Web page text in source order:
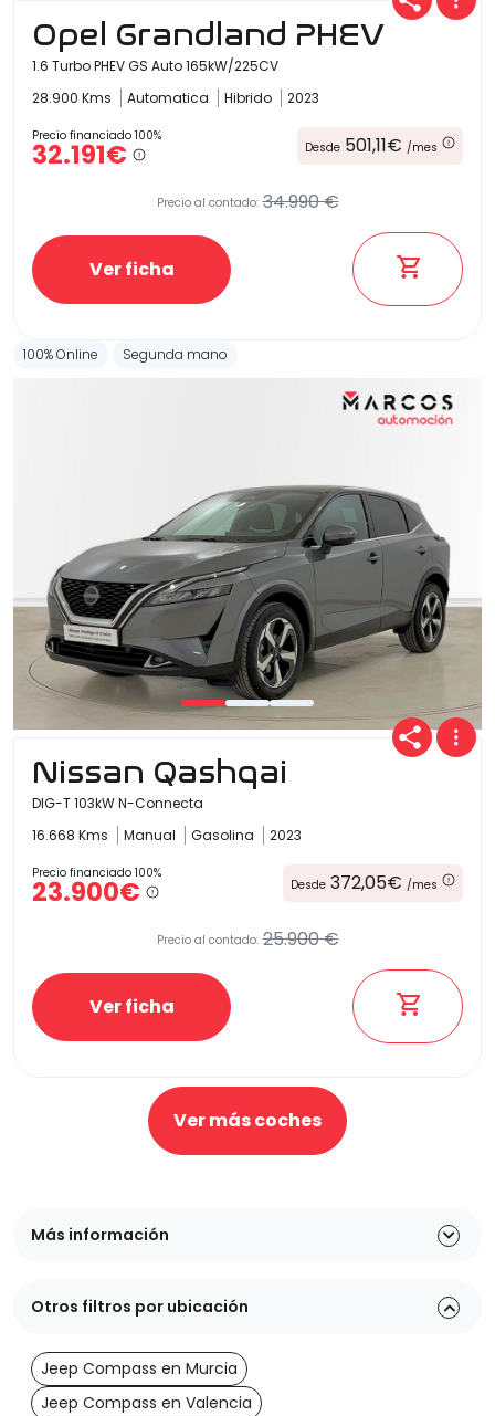
Opel Grandland PHEV
1.6 Turbo PHEV GS Auto 165kW/225CV
28.900 Kms
Automatica Hibrido 2023
Precio financiado 100%
32.191€ Desde 501,11€ /mes
Precio al contado: 34.990 €
Ver ficha
100% Online Segunda mano
Nissan Qashqai
DIG-T 103kW N-Connecta
16.668 Kms
Manual Gasolina 2023
Precio financiado 100%
23.900€ Desde 372,05€ /mes
Precio al contado: 25.900 €
Ver ficha
Ver más coches
Más información
Otros filtros por ubicación
Jeep Compass en Murcia
Jeep Compass en Valencia